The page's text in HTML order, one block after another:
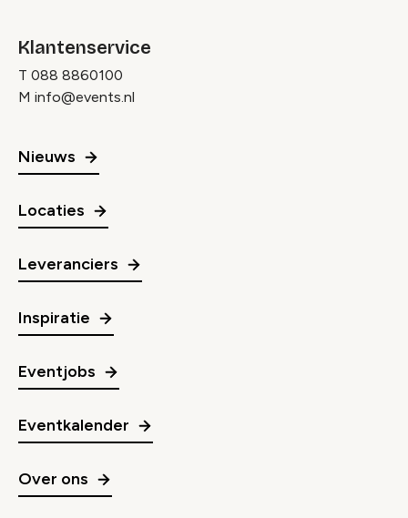
Klantenservice
T 088 8860100
M info@events.nl
Nieuws
Locaties
Leveranciers
Inspiratie
Eventjobs
Eventkalender
Over ons